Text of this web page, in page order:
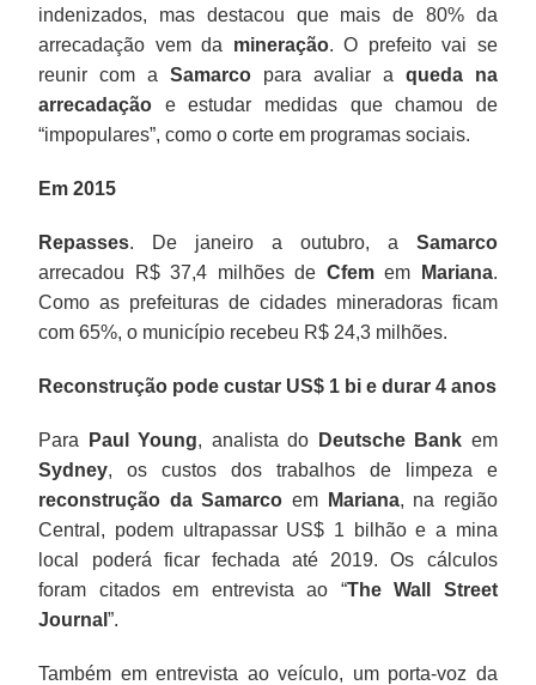
indenizados, mas destacou que mais de 80% da
arrecadação vem da mineração. O prefeito vai se
reunir com aSamarco para avaliar a queda na
arrecadação e estudar medidas que chamou de
“impopulares”, como o corte em programas sociais.
Em 2015
Repasses. De janeiro a outubro, a Samarco
arrecadou R$ 37,4 milhões de Cfemem Mariana.
Como as prefeituras de cidades mineradoras ficam
com 65%, o município recebeu R$ 24,3 milhões.
Reconstrução pode custar US$ 1 bi e durar 4 anos
Para Paul Young, analista do Deutsche Bank em
Sydney, os custos dos trabalhos de limpeza e
reconstrução da Samarco em Mariana, na região
Central, podem ultrapassar US$ 1 bilhão e a mina
local poderá ficar fechada até 2019. Os cálculos
foram citados em entrevista ao “The Wall Street
Journal”.
Também em entrevista ao veículo, um porta-voz da